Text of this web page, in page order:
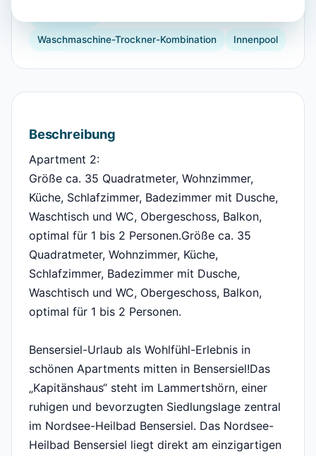
Waschmaschine-Trockner-Kombination Innenpool
Beschreibung
Apartment 2:
Größe ca. 35 Quadratmeter, Wohnzimmer,
Küche, Schlafzimmer, Badezimmer mit Dusche,
Waschtisch und WC, Obergeschoss, Balkon,
optimal für 1 bis 2 Personen.Größe ca. 35
Quadratmeter, Wohnzimmer, Küche,
Schlafzimmer, Badezimmer mit Dusche,
Waschtisch und WC, Obergeschoss, Balkon,
optimal für 1 bis 2 Personen.
Bensersiel-Urlaub als Wohlfühl-Erlebnis in
schönen Apartments mitten in Bensersiel!Das
„Kapitänshaus“ steht im Lammertshörn, einer
ruhigen und bevorzugten Siedlungslage zentral
im Nordsee-Heilbad Bensersiel. Das Nordsee-
Heilbad Bensersiel liegt direkt am einzigartigen